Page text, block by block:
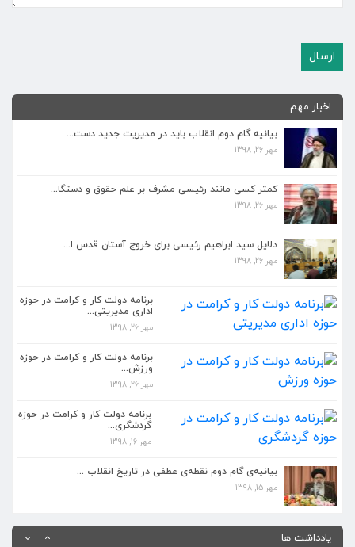
اخبار مهم
بیانیه گام دوم انقلاب باید در مدیریت جدید دست...
مهر 26, 1398
کمتر کسی مانند رئیسی مشرف بر علم حقوق و دستگا...
مهر 26, 1398
دلایل سید ابراهیم رئیسی برای خروج آستان قدس ا...
مهر 26, 1398
برنامه دولت کار و کرامت در حوزه
اداری مدیریتی...
مهر 26, 1398
برنامه دولت کار و کرامت در حوزه
ورزش...
مهر 26, 1398
برنامه دولت کار و کرامت در حوزه
گردشگری...
مهر 16, 1398
بیانیه‌ی گام دوم نقطه‌ی عطفی در تاریخ انقلاب ...
مهر 15, 1398
یادداشت ها
کمتر کسی مانند رئیسی مشرف بر علم حقوق و دستگا...
دلایل سید ابراهیم رئیسی برای خروج آستان قدس ا...
برنامه دولت کار و کرامت در حوزه اداری مدیریتی...
برنامه دولت کار و کرامت در حوزه ورزش...
مهر 26, 1398
مهر 26, 1398
مهر 26, 1398